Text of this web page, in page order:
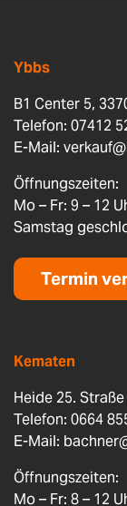
Ybbs
B1 Center 5,
Telefon: 07412
E-Mail:
Öffnungszeiten:
Mo – Fr: 9 – 12
Samstag
Termin
Kematen
Heide 25.
Telefon: 0664
E-Mail:
Öffnungszeiten:
Mo – Fr: 8 – 12